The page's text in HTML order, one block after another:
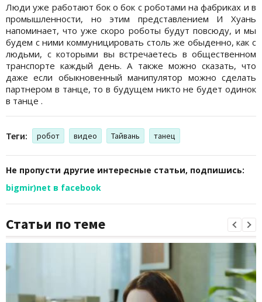
Люди уже работают бок о бок с роботами на фабриках и в
промышленности, но этим представлением И Хуань
напоминает, что уже скоро роботы будут повсюду, и мы
будем с ними коммуницировать столь же обыденно, как с
людьми, с которыми вы встречаетесь в общественном
транспорте каждый день. А также можно сказать, что
даже если обыкновенный манипулятор можно сделать
партнером в танце, то в будущем никто не будет одинок
в танце .
Теги: робот видео Тайвань танец
Не пропусти другие интересные статьи, подпишись:
bigmir)net в facebook
Статьи по теме